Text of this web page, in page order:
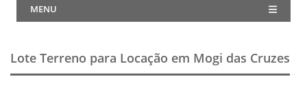
MENU
Lote Terreno para Locação em Mogi das Cruzes